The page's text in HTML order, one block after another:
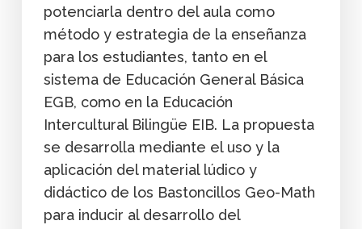
potenciarla dentro del aula como
método y estrategia de la enseñanza
para los estudiantes, tanto en el
sistema de Educación General Básica
EGB, como en la Educación
Intercultural Bilingüe EIB. La propuesta
se desarrolla mediante el uso y la
aplicación del material lúdico y
didáctico de los Bastoncillos Geo-Math
para inducir al desarrollo del